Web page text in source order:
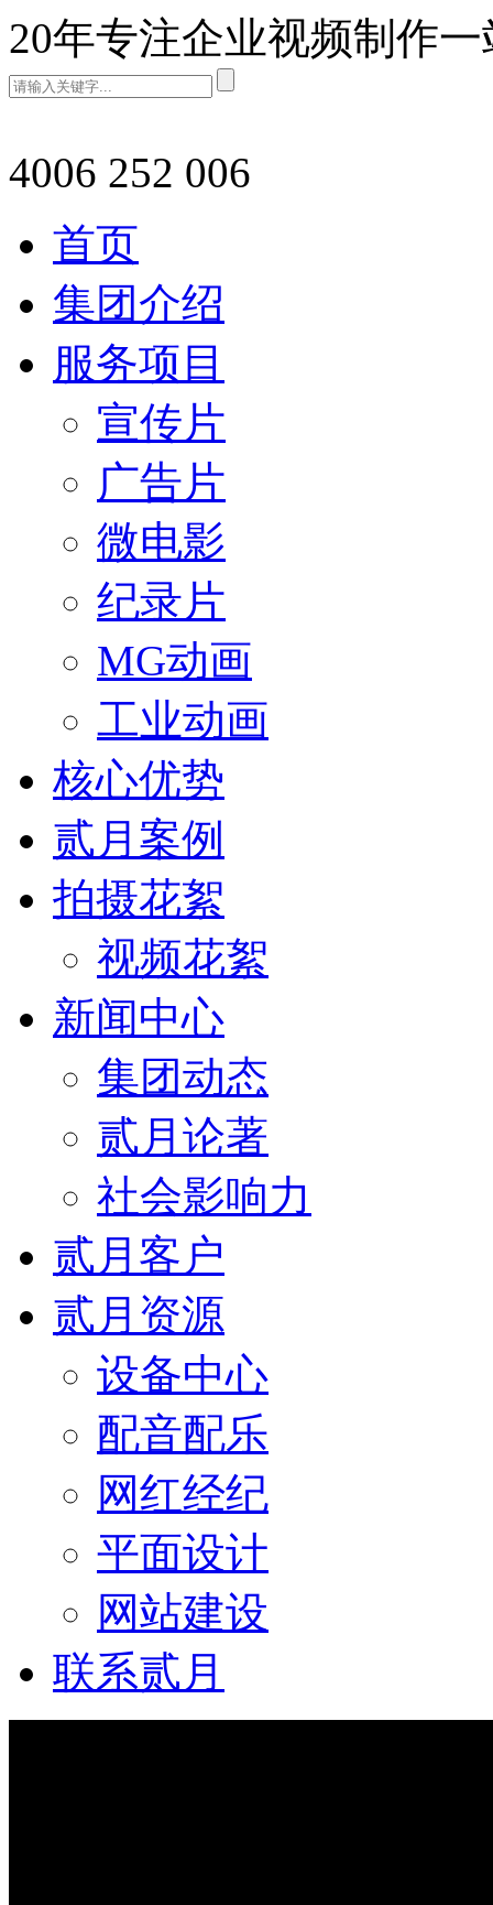
20年专注企业视频制作
4006 252 006
首页
集团介绍
服务项目
宣传片
广告片
微电影
纪录片
MG动画
工业动画
核心优势
贰月案例
拍摄花絮
视频花絮
新闻中心
集团动态
贰月论著
社会影响力
贰月客户
贰月资源
设备中心
配音配乐
网红经纪
平面设计
网站建设
联系贰月